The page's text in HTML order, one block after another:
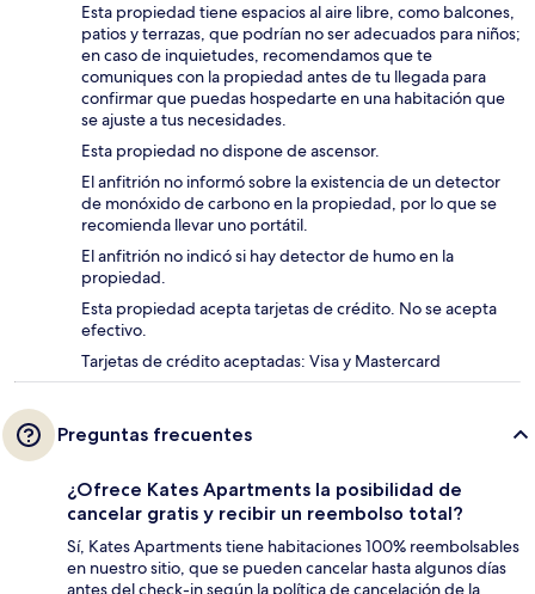
Esta propiedad tiene espacios al aire libre, como balcones,
patios y terrazas, que podrían no ser adecuados para niños;
en caso de inquietudes, recomendamos que te
comuniques con la propiedad antes de tu llegada para
confirmar que puedas hospedarte en una habitación que
se ajuste a tus necesidades.
Esta propiedad no dispone de ascensor.
El anfitrión no informó sobre la existencia de un detector
de monóxido de carbono en la propiedad, por lo que se
recomienda llevar uno portátil.
El anfitrión no indicó si hay detector de humo en la
propiedad.
Esta propiedad acepta tarjetas de crédito. No se acepta
efectivo.
Tarjetas de crédito aceptadas: Visa y Mastercard
Preguntas frecuentes
¿Ofrece Kates Apartments la posibilidad de
cancelar gratis y recibir un reembolso total?
Sí, Kates Apartments tiene habitaciones 100% reembolsables
en nuestro sitio, que se pueden cancelar hasta algunos días
antes del check-in según la política de cancelación de la